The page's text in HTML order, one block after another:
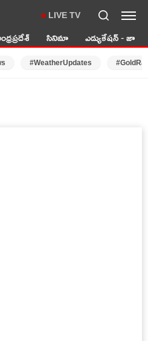
LIVE TV
సినిమా ఎడ్యుకేషన్ - జాబ్స్
#WeatherUpdates